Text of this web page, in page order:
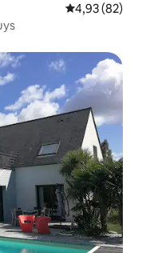
Évaluation
4,93 (82)